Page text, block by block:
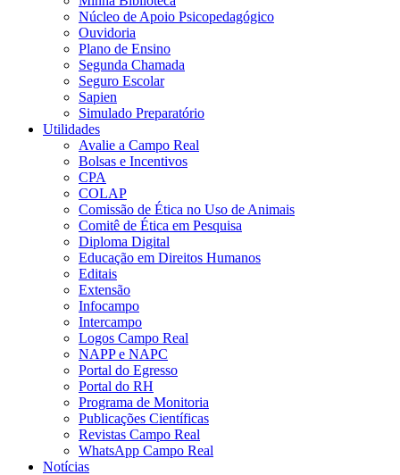
Núcleo de Apoio Psicopedagógico
Ouvidoria
Plano de Ensino
Segunda Chamada
Seguro Escolar
Sapien
Simulado Preparatório
Utilidades
Avalie a Campo Real
Bolsas e Incentivos
CPA
COLAP
Comissão de Ética no Uso de Animais
Comitê de Ética em Pesquisa
Diploma Digital
Educação em Direitos Humanos
Editais
Extensão
Infocampo
Intercampo
Logos Campo Real
NAPP e NAPC
Portal do Egresso
Portal do RH
Programa de Monitoria
Publicações Científicas
Revistas Campo Real
WhatsApp Campo Real
Notícias